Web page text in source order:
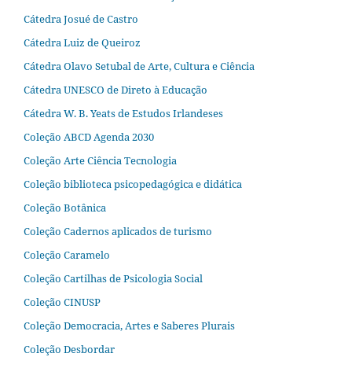
Cátedra Josué de Castro
Cátedra Luiz de Queiroz
Cátedra Olavo Setubal de Arte, Cultura e Ciência
Cátedra UNESCO de Direto à Educação
Cátedra W. B. Yeats de Estudos Irlandeses
Coleção ABCD Agenda 2030
Coleção Arte Ciência Tecnologia
Coleção biblioteca psicopedagógica e didática
Coleção Botânica
Coleção Cadernos aplicados de turismo
Coleção Caramelo
Coleção Cartilhas de Psicologia Social
Coleção CINUSP
Coleção Democracia, Artes e Saberes Plurais
Coleção Desbordar